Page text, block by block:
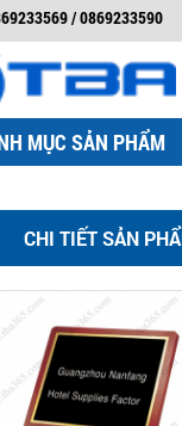
/ 0869233590
MỤC SẢN PHẨM
CHI TIẾT SẢN